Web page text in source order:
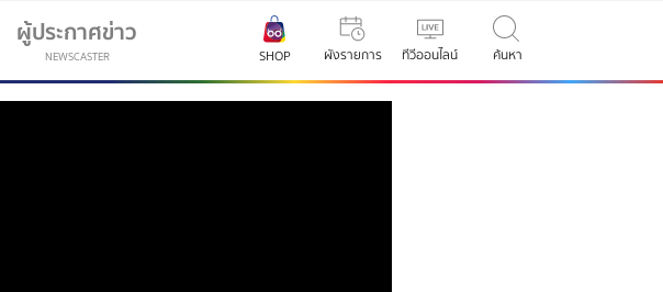
ผู้ประกาศข่าว
NEWSCASTER SHOP ผังรายการ ทีวีออนไลน์ ค้นหา